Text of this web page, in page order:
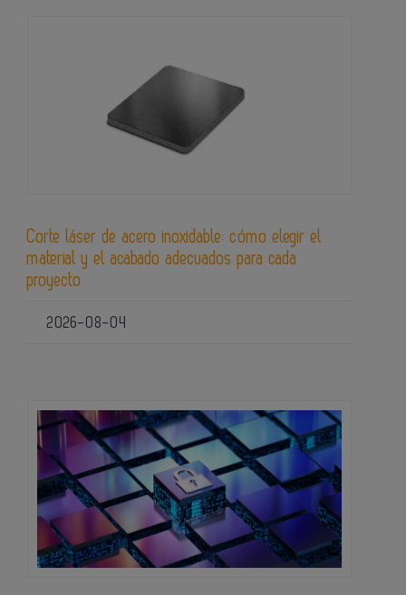
Corte láser de acero inoxidable: cómo elegir el
material y el acabado adecuados para cada
proyecto
2026-08-04